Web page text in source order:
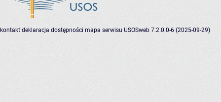
kontakt deklaracja dostępności mapa serwisu USOSweb 7.2.0.0-6 (2025-09-29)